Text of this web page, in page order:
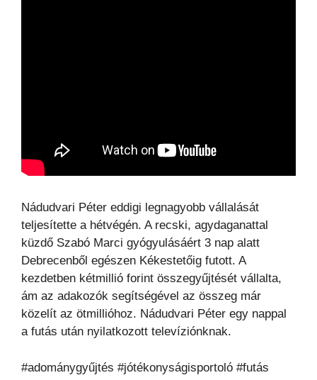
Nádudvari Péter eddigi legnagyobb vállalását
teljesítette a hétvégén. A recski, agydaganattal
küzdő Szabó Marci gyógyulásáért 3 nap alatt
Debrecenből egészen Kékestetőig futott. A
kezdetben kétmillió forint összegyűjtését vállalta,
ám az adakozók segítségével az összeg már
közelít az ötmillióhoz. Nádudvari Péter egy nappal
a futás után nyilatkozott televíziónknak.
#adománygyűjtés #jótékonyságisportoló #futás